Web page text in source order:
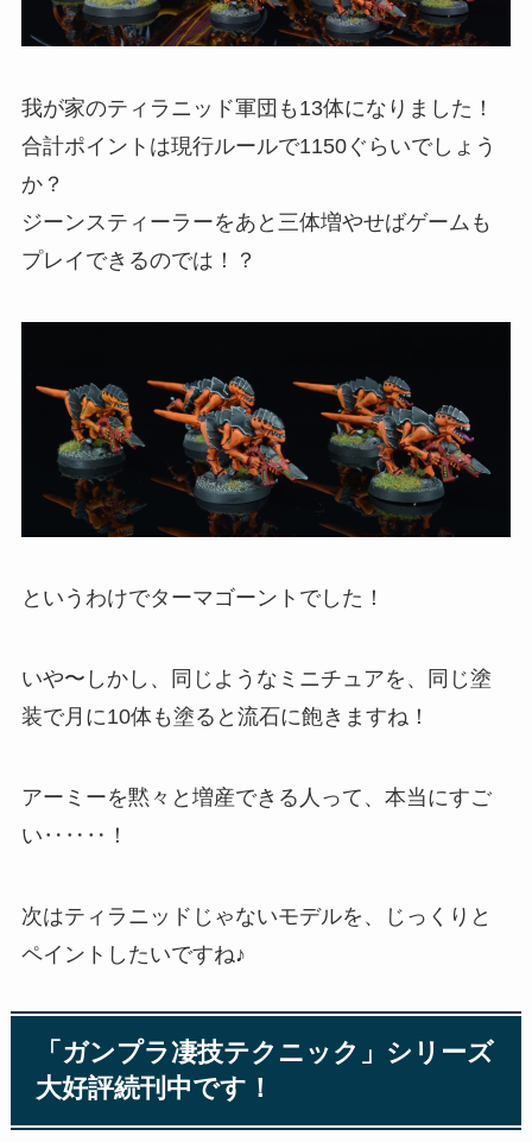
我が家のティラニッド軍団も13体になりました！
合計ポイントは現行ルールで1150ぐらいでしょう
か？
ジーンスティーラーをあと三体増やせばゲームも
プレイできるのでは！？
というわけでターマゴーントでした！
いや〜しかし、同じようなミニチュアを、同じ塗
装で月に10体も塗ると流石に飽きますね！
アーミーを黙々と増産できる人って、本当にすご
い‥‥‥！
次はティラニッドじゃないモデルを、じっくりと
ペイントしたいですね♪
「ガンプラ凄技テクニック」シリーズ
大好評続刊中です！